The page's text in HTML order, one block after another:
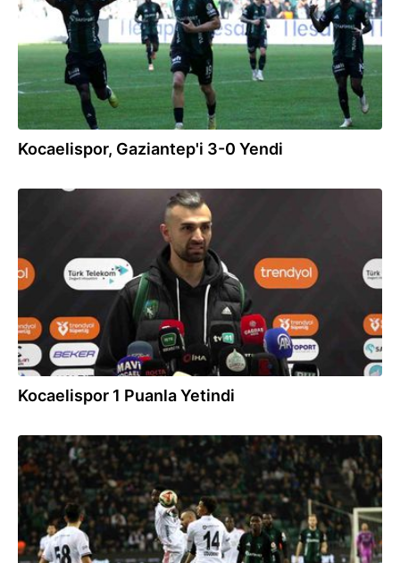
Kocaelispor, Gaziantep'i 3-0 Yendi
Kocaelispor 1 Puanla Yetindi
05.02.2026